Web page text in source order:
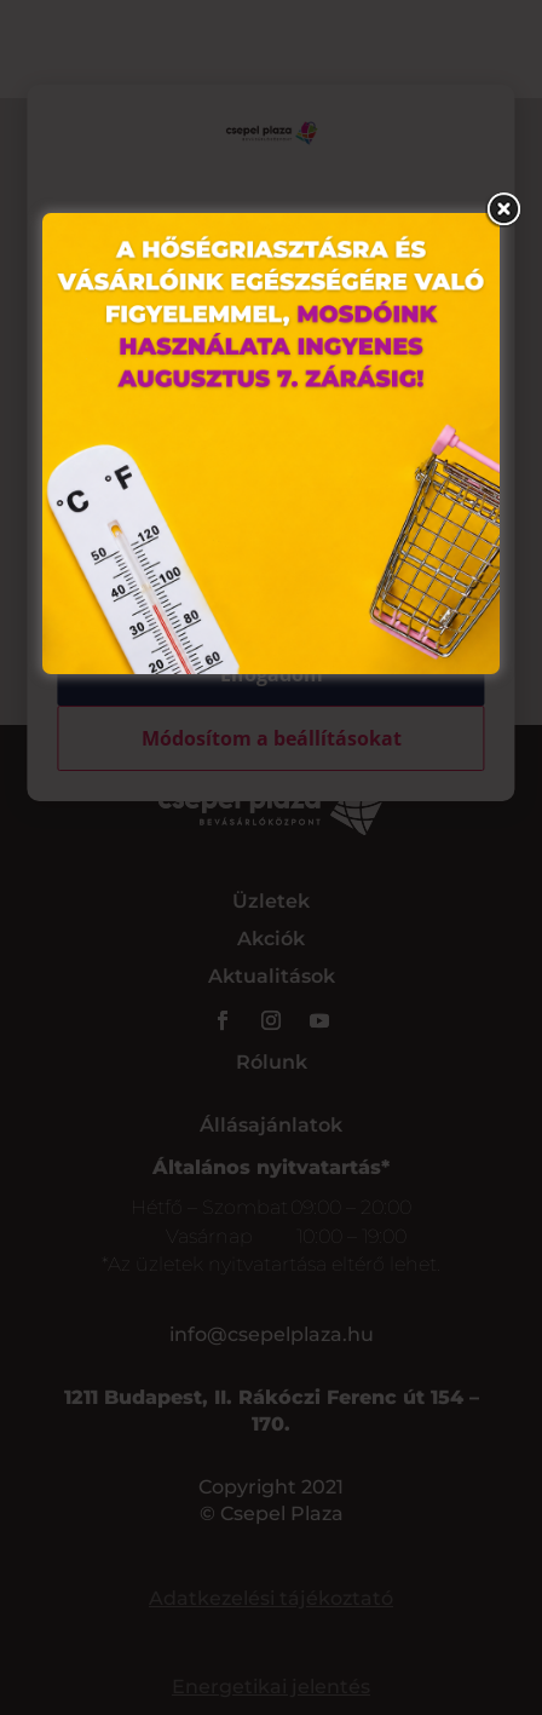
Üzletek
Akciók
Aktualitások
Rólunk
Állásajánlatok
Általános nyitvatartás*
Hétfő – Szombat
09:00 – 20:00
Vasárnap
*Az üzletek nyitvatartása eltérő lehet.
info@csepelplaza.hu
1211 Budapest, II. Rákóczi Ferenc út 154 –
170.
Copyright 2021
© Csepel Plaza
Ez az oldal sütiket használ
Weboldalunkon „cookie"-kat (továbbiakban „süti")
alkalmazunk. Ezek olyan fájlok, melyek információt tárolnak
webes böngészőjében. Ehhez az Ön hozzájárulása
szükséges.
A „sütiket" az elektronikus hírközlésről szóló 2003. évi C.
törvény, az elektronikus kereskedelmi szolgáltatások, az
információs társadalommal összefüggő szolgáltatások
egyes kérdéseiről szóló 2001. évi CVIII. törvény, valamint az
Európai Unió előírásainak megfelelően használjuk. Azon
weblapoknak, melyek az Európai Unió országain belül
működnek, a „sütik" használatához, és ezeknek a
felhasználó számítógépén vagy egyéb eszközén történő
tárolásához a felhasználók hozzájárulását kell kérniük.
Elfogadom
Módosítom a beállításokat